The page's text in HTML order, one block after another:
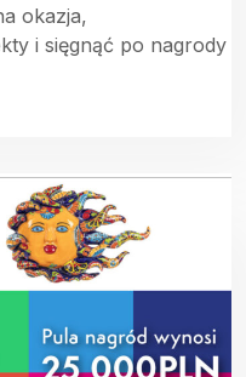
okazja,
i sięgnąć po nagrody